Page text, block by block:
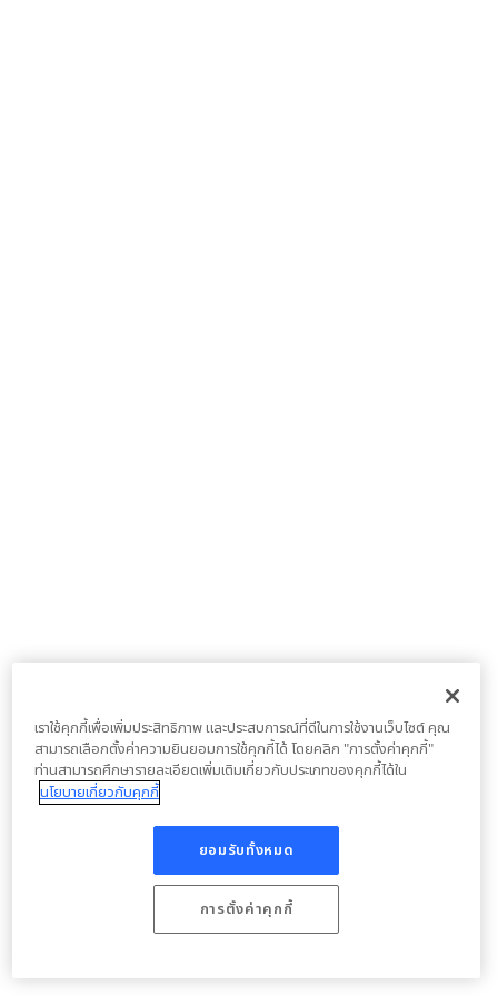
เราใช้คุกกี้เพื่อเพิ่มประสิทธิภาพ และประสบการณ์ที่ดีในการใช้งานเว็บไซต์ คุณ
สามารถเลือกตั้งค่าความยินยอมการใช้คุกกี้ได้ โดยคลิก "การตั้งค่าคุกกี้"
ท่านสามารถศึกษารายละเอียดเพิ่มเติมเกี่ยวกับประเภทของคุกกี้ได้ใน
นโยบายเกี่ยวกับคุกกี้
ยอมรับทั้งหมด
การตั้งค่าคุกกี้